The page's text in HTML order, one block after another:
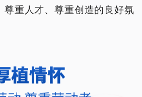
重人才、尊重创造的良好氛